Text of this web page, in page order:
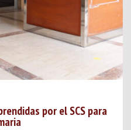
por el SCS para